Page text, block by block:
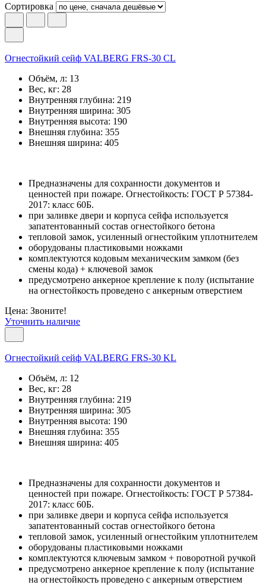
Сортировка
Огнестойкий сейф VALBERG FRS-30 CL
Объём, л: 13
Вес, кг: 28
Внутренняя глубина: 219
Внутренняя ширина: 305
Внутренняя высота: 190
Внешняя глубина: 355
Внешняя ширина: 405
Предназначены для сохранности документов и
ценностей при пожаре. Огнестойкость: ГОСТ Р 57384-
2017: класс 60Б.
при заливке двери и корпуса сейфа используется
запатентованный состав огнестойкого бетона
тепловой замок, усиленный огнестойким уплотнителем
оборудованы пластиковыми ножками
комплектуются кодовым механическим замком (без
смены кода) + ключевой замок
предусмотрено анкерное крепление к полу (испытание
на огнестойкость проведено с анкерным отверстием
Цена: Звоните!
Уточнить наличие
Огнестойкий сейф VALBERG FRS-30 KL
Объём, л: 12
Вес, кг: 28
Внутренняя глубина: 219
Внутренняя ширина: 305
Внутренняя высота: 190
Внешняя глубина: 355
Внешняя ширина: 405
Предназначены для сохранности документов и
ценностей при пожаре. Огнестойкость: ГОСТ Р 57384-
2017: класс 60Б.
при заливке двери и корпуса сейфа используется
запатентованный состав огнестойкого бетона
тепловой замок, усиленный огнестойким уплотнителем
оборудованы пластиковыми ножками
комплектуются ключевым замком + поворотной ручкой
предусмотрено анкерное крепление к полу (испытание
на огнестойкость проведено с анкерным отверстием